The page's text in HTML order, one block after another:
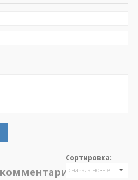
комментариев
Сортировка:
сначала новые